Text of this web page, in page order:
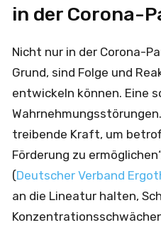
in der Corona-
Nicht nur in der Corona-
Grund, sind Folge und
entwickeln können. Eine
treibende Kraft, um
Förderung zu
(Deutscher Verband
an die Lineatur halten,